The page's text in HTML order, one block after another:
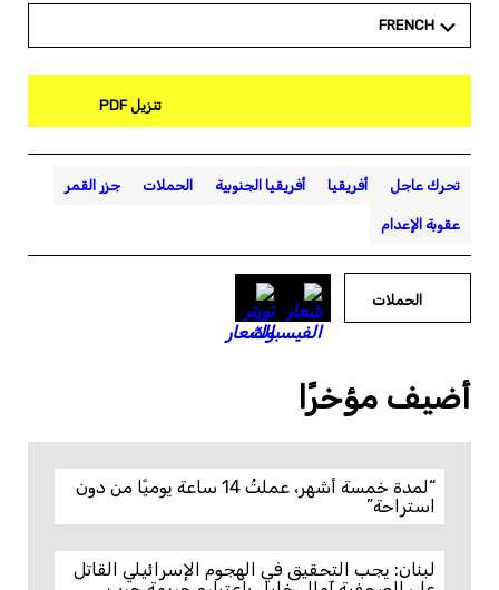
FRENCH
تنزيل PDF
تحرك عاجل أفريقيا أفريقيا الجنوبية الحملات جزر القمر
عقوبة الإعدام
الحملات
أضيف مؤخرًا
“لمدة خمسة أشهر، عملتُ 14 ساعة يوميًا من دون
استراحة”
لبنان: يجب التحقيق في الهجوم الإسرائيلي القاتل